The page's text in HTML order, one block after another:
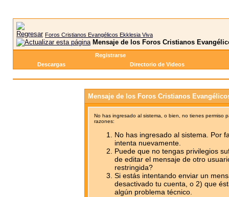
Foros Cristianos Evangélicos Ekklesia Viva
Mensaje de los Foros Cristianos
Registrarse
Descargas
Directorio de Videos
Mensaje de los Foros Cristianos
No has ingresado al sistema, o bien, no tienes permiso
razones:
No has ingresado al sistema. Por
intenta nuevamente.
Puede que no tengas privilegios
de editar el mensaje de otro
restringida?
Si estás intentando enviar un
desactivado tu cuenta, o 2) que
algún problema técnico.